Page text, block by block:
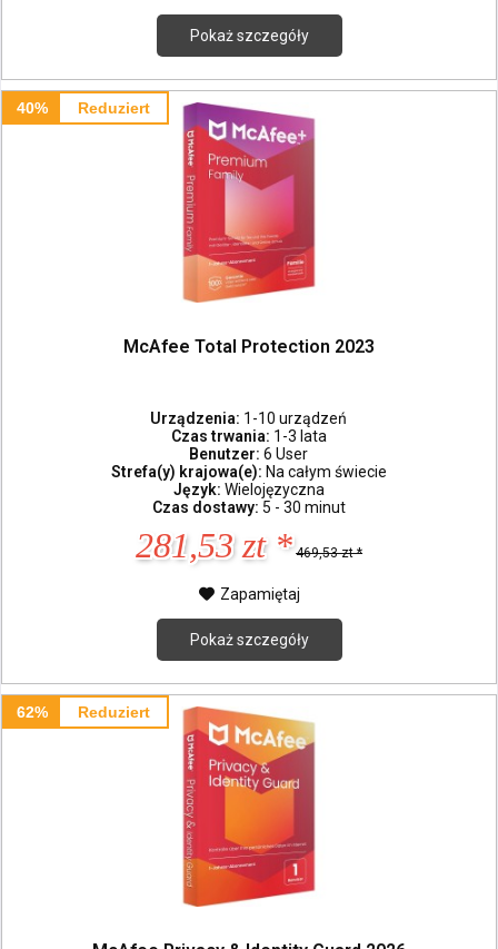
Pokaż szczegóły
40% Reduziert
McAfee Total Protection 2023
Urządzenia: 1-10 urządzeń
Czas trwania: 1-3 lata
Benutzer:6 User
Strefa(y) krajowa(e): Na całym świecie
Język: Wielojęzyczna
Czas dostawy: 5 - 30 minut
281,53 zt * 469,53 zt *
Zapamiętaj
Pokaż szczegóły
62% Reduziert